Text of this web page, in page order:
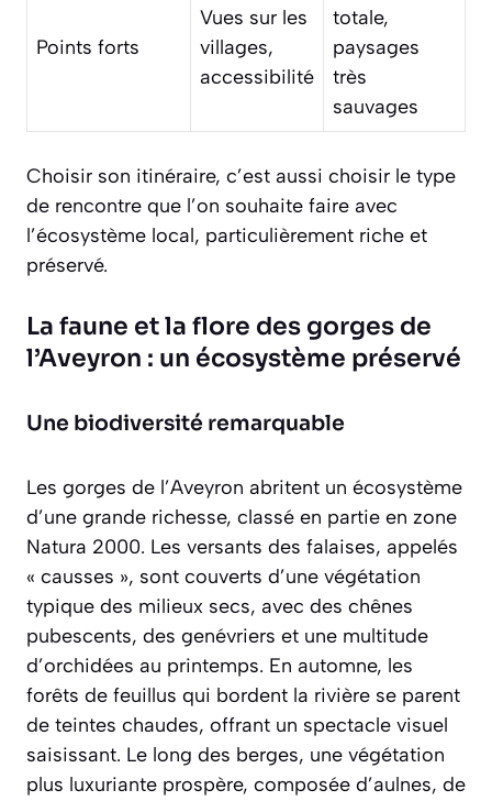
Points forts
Vues sur les
villages,
accessibilité
totale,
paysages
très
sauvages
Choisir son itinéraire, c’est aussi choisir le type
de rencontre que l’on souhaite faire avec
l’écosystème local, particulièrement riche et
préservé.
La faune et la flore des gorges de
l’Aveyron : un écosystème préservé
Une biodiversité remarquable
Les gorges de l’Aveyron abritent un écosystème
d’une grande richesse, classé en partie en zone
Natura 2000. Les versants des falaises, appelés
« causses », sont couverts d’une végétation
typique des milieux secs, avec des chênes
pubescents, des genévriers et une multitude
d’orchidées au printemps. En automne, les
forêts de feuillus qui bordent la rivière se parent
de teintes chaudes, offrant un spectacle visuel
saisissant. Le long des berges, une végétation
plus luxuriante prospère, composée d’aulnes, de